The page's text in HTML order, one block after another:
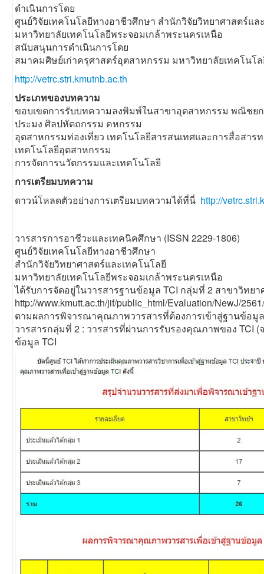
ดำเนินการโดย
ศูนย์วิจัยเทคโนโลยีทางอาชีวศึกษา สำนักวิจัยวิทยาศาสตร์แล
มหาวิทยาลัยเทคโนโลยีพระจอมเกล้าพระนครเหนือ
สนับสนุนการดำเนินการโดย
สมาคมศิษย์เก่าครุศาสตร์อุตสาหกรรม มหาวิทยาลัยเทคโนโ
http://vetrc.stri.kmutnb.ac.th
ประเภทของบทความ
ขอบเขตการรับบทความลงพิมพ์ในสาขาอุตสาหกรรม พณิชย
ประมง ศิลปหัตถกรรม คหกรรม
อุตสาหกรรมท่องเที่ยว เทคโนโลยีสารสนเทศและการสื่อสา
เทคโนโลยีอุตสาหกรรม
การจัดการนวัตกรรมและเทคโนโลยี
การเตรียมบทความ
ดาวน์โหลดตัวอย่างการเตรียมบทความได้ที่นี่ http://
วารสารการอาชีวะและเทคนิคศึกษา (ISSN 2229-1806)
ศูนย์วิจัยเทคโนโลยีทางอาชีวศึกษา
สำนักวิจัยวิทยาศาสตร์และเทคโนโลยี
มหาวิทยาลัยเทคโนโลยีพระจอมเกล้าพระนครเหนือ
ได้รับการจัดอยู่ในวารสารฐานข้อมูล TCI กลุ่มที่ 2 สาขาวิทย
http://www.kmutt.ac.th/jif/public_html/Evaluation/NewJ/
ตามผลการพิจารณาคุณภาพวารสารที่ต้องการเข้าสู่ฐานข้อมูล
วารสารกลุ่มที่ 2 : วารสารที่ผ่านการรับรองคุณภาพของ TCI
ข้อมูล TCI